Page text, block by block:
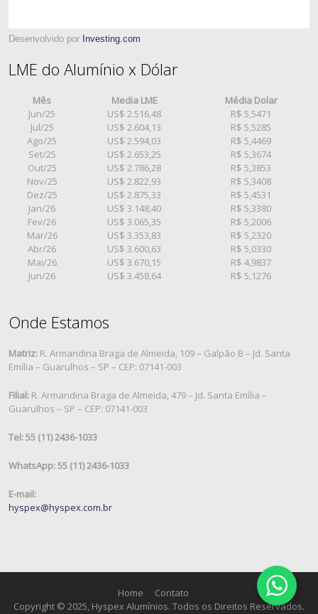
Desenvolvido por Investing.com
LME do Alumínio x Dólar
Mês Media LME
Média Dolar
Jun/25
US$ 2.516,48
R$ 5,5471
Jul/25
US$ 2.604,13
R$ 5,5285
Ago/25
US$ 2.594,03
R$ 5,4469
Set/25
US$ 2.653,25
R$ 5,3674
Out/25
US$ 2.786,28
R$ 5,3853
Nov/25
US$ 2.822,93
R$ 5,3408
Dez/25
US$ 2.875,33
R$ 5,4531
Jan/26
US$ 3.148,40
R$ 5,3380
Fev/26
US$ 3.065,35
R$ 5,2006
Mar/26
US$ 3.353,83
R$ 5,2320
Abr/26
US$ 3.600,63
R$ 5,0330
Mai/26
US$ 3.670,15
R$ 4,9837
Jun/26
US$ 3.458,64 R$ 5,1276
Onde Estamos
Matriz: R. Armandina Braga de Almeida, 109 – Galpão B – Jd. Santa
Emília – Guarulhos – SP – CEP: 07141-003
Filial: R. Armandina Braga de Almeida, 479 – Jd. Santa Emília –
Guarulhos – SP – CEP: 07141-003
Tel: 55 (11) 2436-1033
WhatsApp: 55 (11) 2436-1033
E-mail:
hyspex@hyspex.com.br
Home
Contato
Copyright © 2025, Hyspex Alumínios. Todos os Direitos Reservados.